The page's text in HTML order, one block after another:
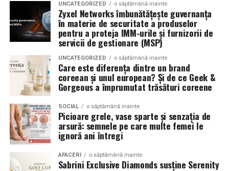
La evenimentele auto din Cluj, anvelopele nu sunt doar
componente functionale, ci si elemente vizuale. Publicul
si fotografii surprind adesea detalii precum modul in
care roata umple aripa, distanta fata de caroserie si
aspectul general al ansamblului roata-janta.
Anvelopele curate, cu dimensiuni corecte si uzura
uniforma, contribuie la imaginea profesionala a unei
masini de show. In multe cazuri, acestea completeaza
jantele si intaresc conceptul ales de proprietar, fie ca
vorbim despre un stil elegant, sportiv sau minimalist.
Echilibrul dintre estetica si utilizare reala
UNCATEGORIZED o săptămână inainte
Zyxel Networks îmbunătățește guvernanța
în materie de securitate a produselor
pentru a proteja IMM-urile și furnizorii de
servicii de gestionare (MSP)
UNCATEGORIZED o săptămână inainte
Care este diferența dintre un brand
coreean și unul european? Și de ce Geek &
Gorgeous a împrumutat trăsături coreene
SOCIAL o săptămână inainte
Picioare grele, vase sparte și senzația de
arsură: semnele pe care multe femei le
ignoră ani întregi
AFACERI o săptămână inainte
Sabrini Exclusive Diamonds susține Serenity